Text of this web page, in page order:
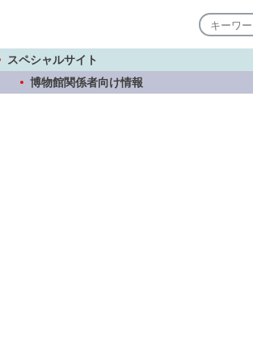
スペシャルサイト
博物館関係者向け情報